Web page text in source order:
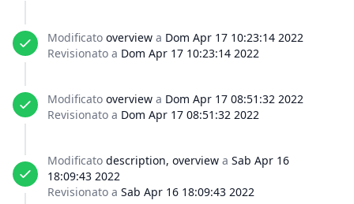
Modificato overview a Dom Apr 17 10:23:14 2022
Revisionato a Dom Apr 17 10:23:14 2022
Modificato overview a Dom Apr 17 08:51:32 2022
Revisionato a Dom Apr 17 08:51:32 2022
Modificato description, overview a Sab Apr 16
18:09:43 2022
Revisionato a Sab Apr 16 18:09:43 2022